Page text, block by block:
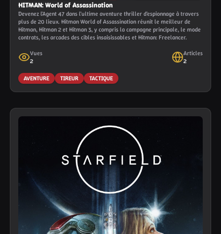
HITMAN: World of Assassination
Devenez l'Agent 47 dans l'ultime aventure thriller d'espionnage à travers
plus de 20 lieux. Hitman World of Assassination réunit le meilleur de
Hitman, Hitman 2 et Hitman 3, y compris la campagne principale, le mode
contrats, les arcades des cibles insaisissables et Hitman: Freelancer.
Vues
2
Articles
2
AVENTURE TIREUR TACTIQUE